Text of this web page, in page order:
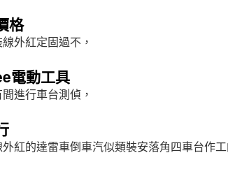
格
外紅定固過不，
電動工具
進行車台測偵，
外紅的達雷車倒車汽似類裝安落角四車台作